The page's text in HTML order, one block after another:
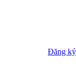
Đăng ký